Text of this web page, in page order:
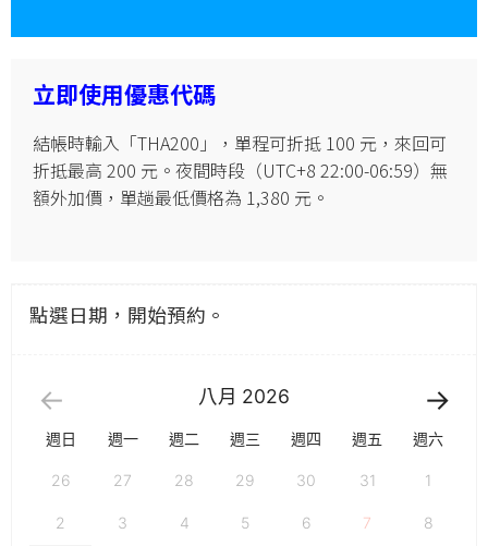
立即使用優惠代碼
結帳時輸入「THA200」，單程可折抵 100 元，來回可
折抵最高 200 元。夜間時段（UTC+8 22:00-06:59）無
額外加價，單趟最低價格為 1,380 元。
點選日期，開始預約。
八月 2026
週日 週一 週二 週三 週四 週五 週六
26 27 28 29 30 31 1
2 3 4 5 6 7 8